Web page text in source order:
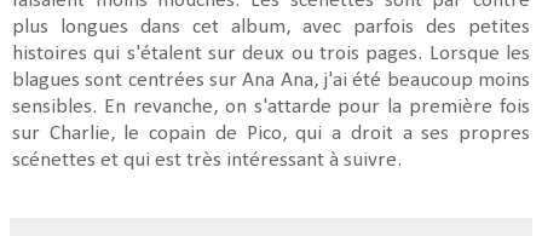
plus longues dans cet album, avec parfois des petites
histoires qui s'étalent sur deux ou trois pages. Lorsque les
blagues sont centrées sur Ana Ana, j'ai été beaucoup moins
sensibles. En revanche, on s'attarde pour la première fois
sur Charlie, le copain de Pico, qui a droit a ses propres
scénettes et qui est très intéressant à suivre.